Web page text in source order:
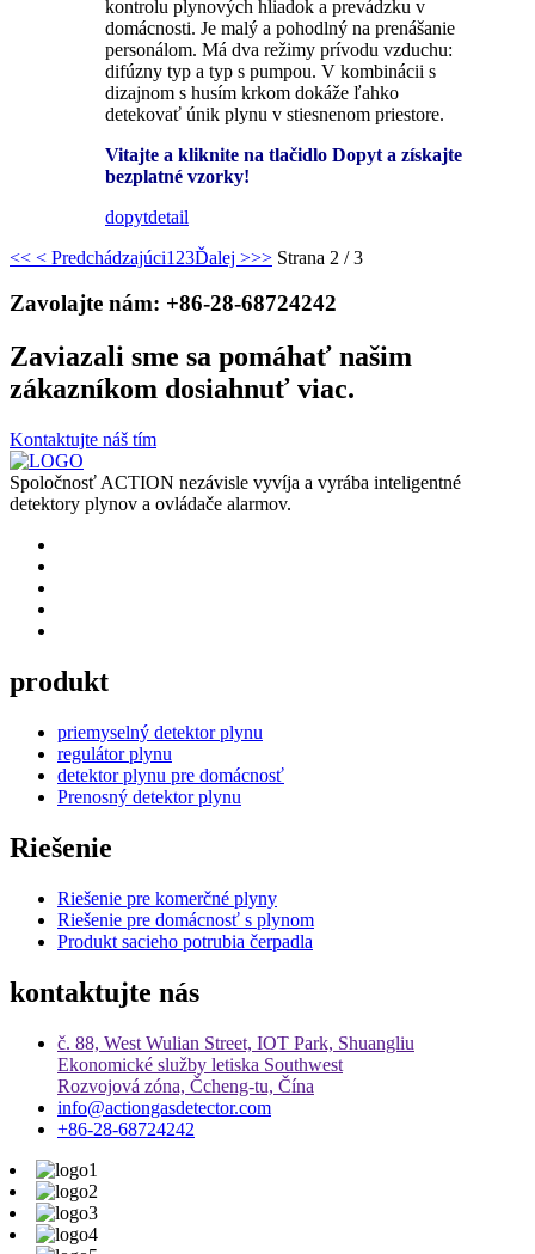
kontrolu plynových hliadok a prevádzku v
domácnosti. Je malý a pohodlný na prenášanie
personálom. Má dva režimy prívodu vzduchu:
difúzny typ a typ s pumpou. V kombinácii s
dizajnom s husím krkom dokáže ľahko
detekovať únik plynu v stiesnenom priestore.
Vitajte a kliknite na tlačidlo Dopyt a získajte
bezplatné vzorky!
dopytdetail
<< < Predchádzajúci1 23Ďalej >>> Strana 2 / 3
Zavolajte nám: +86-28-68724242
Zaviazali sme sa pomáhať našim
zákazníkom dosiahnuť viac.
Kontaktujte náš tím
Spoločnosť ACTION nezávisle vyvíja a vyrába inteligentné
detektory plynov a ovládače alarmov.
produkt
priemyselný detektor plynu
regulátor plynu
detektor plynu pre domácnosť
Prenosný detektor plynu
Riešenie
Riešenie pre komerčné plyny
Riešenie pre domácnosť s plynom
Produkt sacieho potrubia čerpadla
kontaktujte nás
č. 88, West Wulian Street, IOT Park, Shuangliu
Ekonomické služby letiska Southwest
Rozvojová zóna, Čcheng-tu, Čína
info@actiongasdetector.com
+86-28-68724242